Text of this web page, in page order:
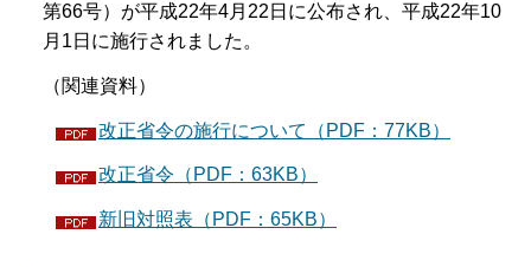
第66号）が平成22年4月22日に公布され、平成22年10
月1日に施行されました。
（関連資料）
改正省令の施行について（PDF：77KB）
改正省令（PDF：63KB）
新旧対照表（PDF：65KB）